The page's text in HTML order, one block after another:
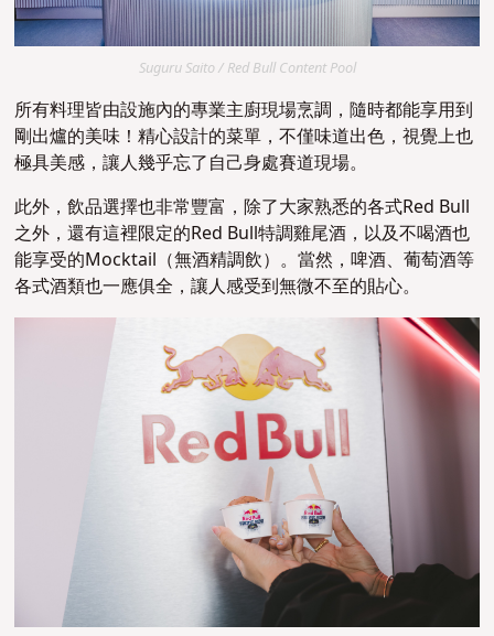
Suguru Saito / Red Bull Content Pool
所有料理皆由設施內的專業主廚現場烹調，隨時都能享用到
剛出爐的美味！精心設計的菜單，不僅味道出色，視覺上也
極具美感，讓人幾乎忘了自己身處賽道現場。
此外，飲品選擇也非常豐富，除了大家熟悉的各式Red Bull
之外，還有這裡限定的Red Bull特調雞尾酒，以及不喝酒也
能享受的Mocktail（無酒精調飲）。當然，啤酒、葡萄酒等
各式酒類也一應俱全，讓人感受到無微不至的貼心。